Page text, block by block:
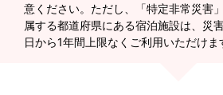
意ください。ただし、「特定非常災害
属する都道府県にある宿泊施設は、災
日から1年間上限なくご利用いただけま